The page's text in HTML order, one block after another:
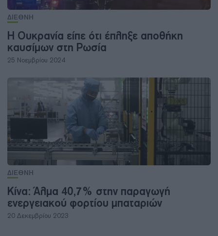
ΔΙΕΘΝΗ
Η Ουκρανία είπε ότι έπληξε αποθήκη
καυσίμων στη Ρωσία
25 Νοεμβρίου 2024
ΔΙΕΘΝΗ
Κίνα: Άλμα 40,7% στην παραγωγή
ενεργειακού φορτίου μπαταριών
20 Δεκεμβρίου 2023